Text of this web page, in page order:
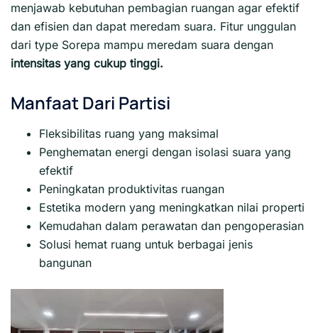
menjawab kebutuhan pembagian ruangan agar efektif
dan efisien dan dapat meredam suara. Fitur unggulan
dari type Sorepa mampu meredam suara dengan
intensitas yang cukup tinggi.
Manfaat Dari Partisi
Fleksibilitas ruang yang maksimal
Penghematan energi dengan isolasi suara yang
efektif
Peningkatan produktivitas ruangan
Estetika modern yang meningkatkan nilai properti
Kemudahan dalam perawatan dan pengoperasian
Solusi hemat ruang untuk berbagai jenis
bangunan